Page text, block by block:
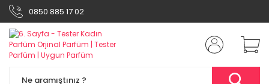
0850 885 17 02